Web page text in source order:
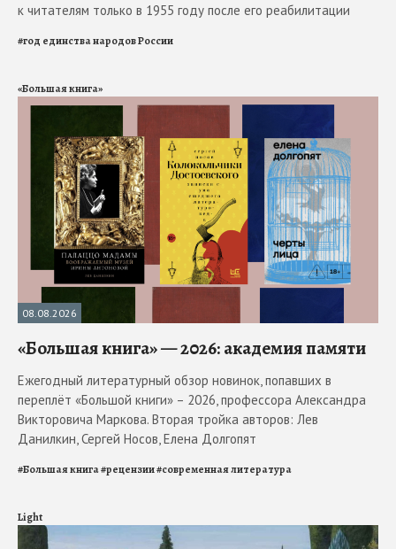
к читателям только в 1955 году после его реабилитации
#год единства народов России
«Большая книга»
08.08.2026
«Большая книга» — 2026: академия памяти
Ежегодный литературный обзор новинок, попавших в
переплёт «Большой книги» – 2026, профессора Александра
Викторовича Маркова. Вторая тройка авторов: Лев
Данилкин, Сергей Носов, Елена Долгопят
#Большая книга#рецензии#современная литература
Light